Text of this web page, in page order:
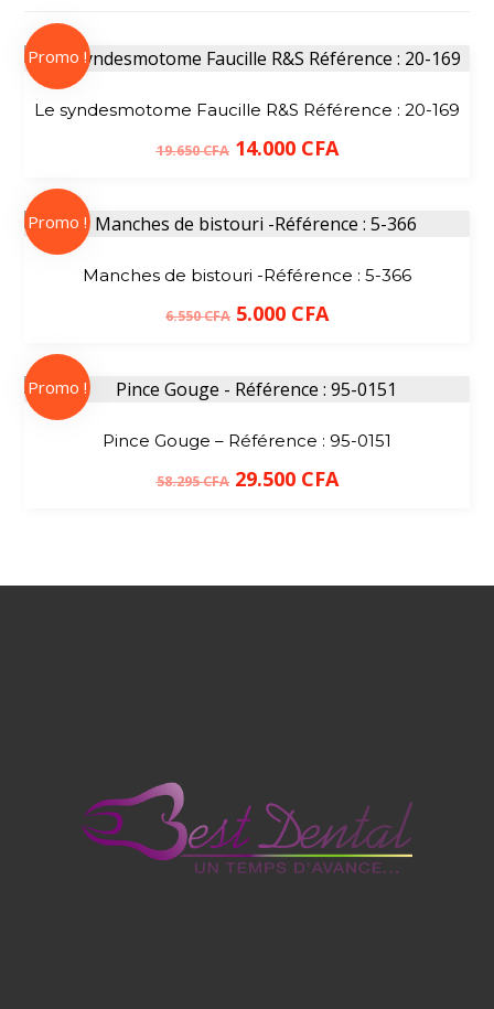
Le syndesmotome Faucille R&S Référence : 20-169
19.650CFA 14.000 CFA
Promo !
Manches de bistouri -Référence : 5-366
6.550CFA 5.000 CFA
Promo !
Pince Gouge – Référence : 95-0151
58.295CFA 29.500 CFA
Promo !